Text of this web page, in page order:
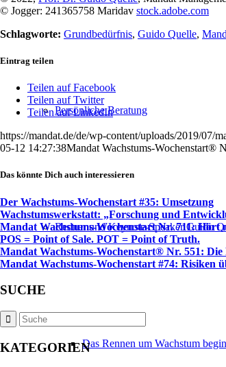
Persönliche Beratung
Redner und Keynote-Speaker Guido
Das Rennen um Wachstum
© Jogger: 241365758 Maridav stock.adobe.com
Schlagworte: Grundbedürfnis, Guido Quelle,
Eintrag teilen
Teilen auf Facebook
Teilen auf Twitter
Teilen auf LinkedIn
https://mandat.de/de/wp-content/uploads/2019/07/
05-12 14:27:38Mandat Wachstums-Wochenstart®
Das könnte Dich auch interessieren
Der Wachstums-Wochenstart #35: Umsetzung
Wachstumswerkstatt: „Forschung und
Mandat Wachstums-Wochenstart Nr. 711: Hört
POS = Point of Sale. POT = Point of Truth.
Mandat Wachstums-Wochenstart® Nr. 551:
Mandat Wachstums-Wochenstart #74: Risiken
SUCHE
KATEGORIEN